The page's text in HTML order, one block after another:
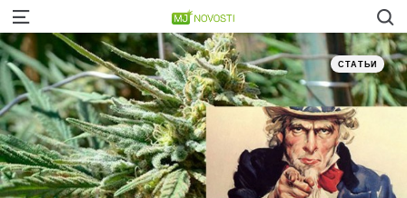
Menu
Категории
Posted
in
СТАТЬИ